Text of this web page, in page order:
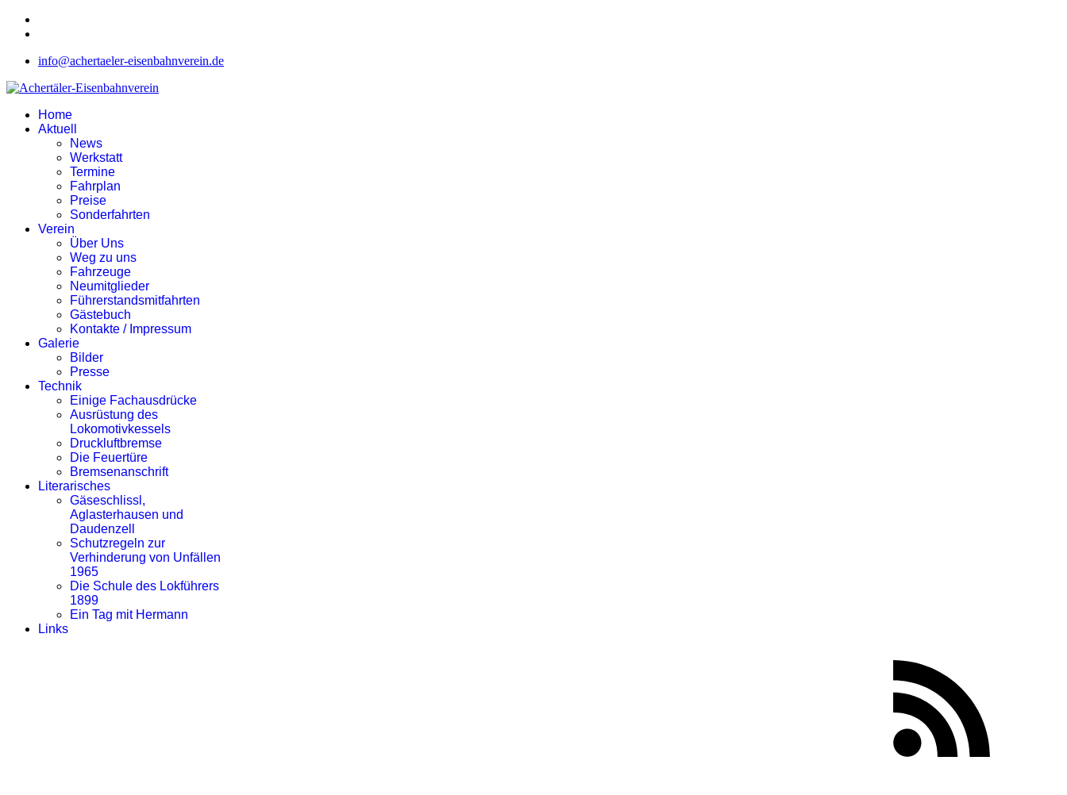
info@achertaeler-eisenbahnverein.de
Home
Aktuell
News
Werkstatt
Termine
Fahrplan
Preise
Sonderfahrten
Verein
Über Uns
Weg zu uns
Fahrzeuge
Neumitglieder
Führerstandsmitfahrten
Gästebuch
Kontakte / Impressum
Galerie
Bilder
Presse
Technik
Einige Fachausdrücke
Ausrüstung des
Lokomotivkessels
Druckluftbremse
Die Feuertüre
Bremsenanschrift
Literarisches
Gäseschlissl,
Aglasterhausen und
Daudenzell
Schutzregeln zur
Verhinderung von Unfällen
1965
Die Schule des Lokführers
1899
Ein Tag mit Hermann
Links